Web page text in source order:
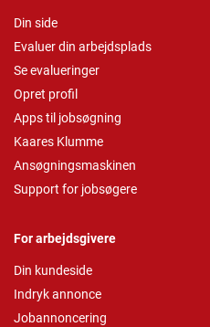
Din side
Evaluer din arbejdsplads
Se evalueringer
Opret profil
Apps til jobsøgning
Kaares Klumme
Ansøgningsmaskinen
Support for jobsøgere
For arbejdsgivere
Din kundeside
Indryk annonce
Jobannoncering